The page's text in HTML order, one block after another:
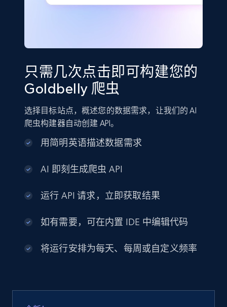
只需几次点击即可构建您的
Goldbelly 爬虫
选择目标站点，概述您的数据需求，让我们的 AI
爬虫构建器自动创建 API。
用简明英语描述数据需求
AI 即刻生成爬虫 API
运行 API 请求，立即获取结果
如有需要，可在内置 IDE 中编辑代码
将运行安排为每天、每周或自定义频率